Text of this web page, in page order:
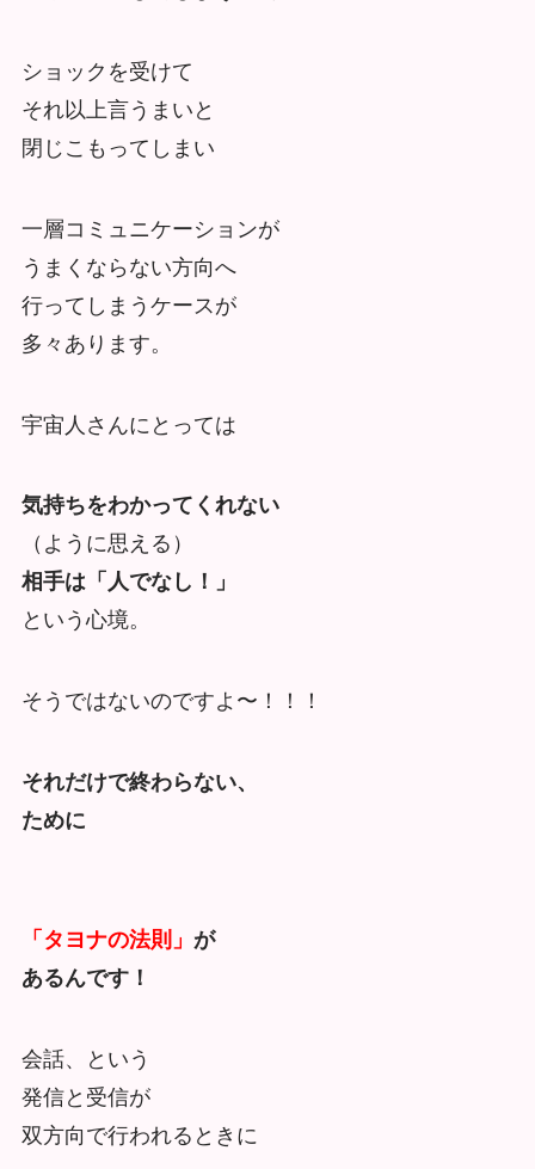
ショックを受けて
それ以上言うまいと
閉じこもってしまい
一層コミュニケーションが
うまくならない方向へ
行ってしまうケースが
多々あります。
宇宙人さんにとっては
気持ちをわかってくれない
（ように思える）
相手は「人でなし！」
という心境。
そうではないのですよ〜！！！
それだけで終わらない、
ために
「タヨナの法則」 が
あるんです！
会話、という
発信と受信が
双方向で行われるときに